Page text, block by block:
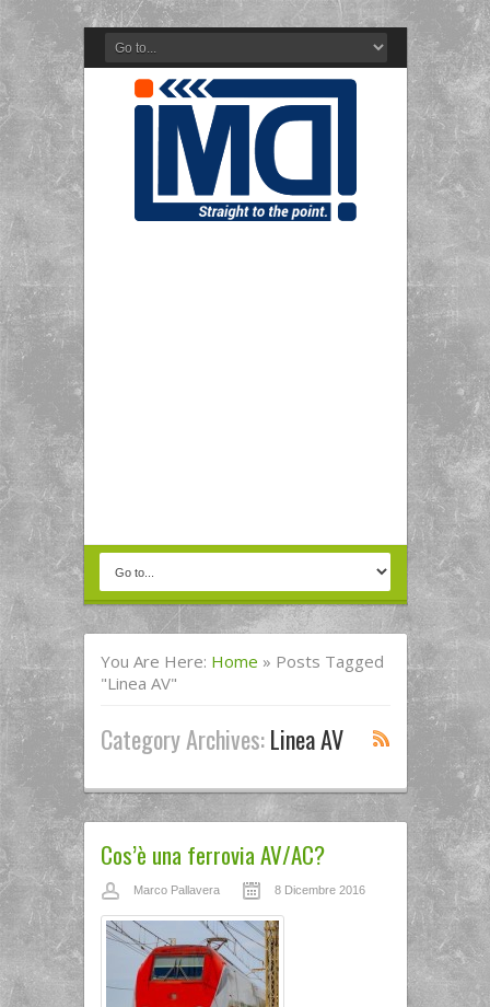
You Are Here: Home » Posts Tagged
"Linea AV"
Category Archives:Linea AV
Cos’è una ferrovia AV/AC?
Marco Pallavera 8 Dicembre 2016